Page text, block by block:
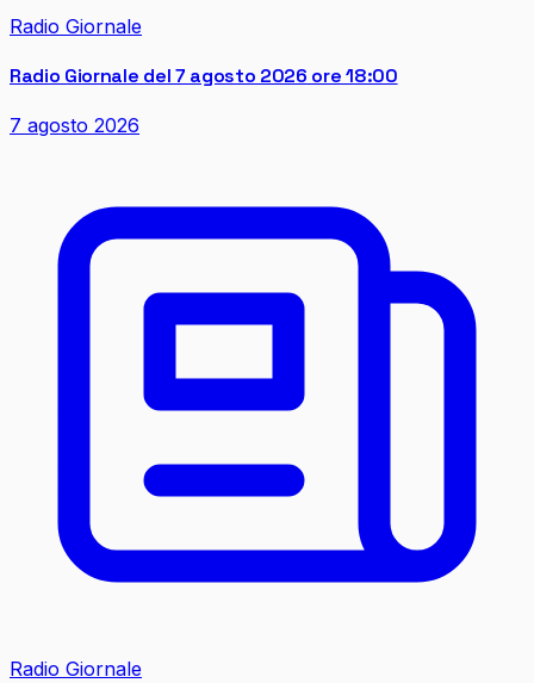
Radio Giornale
Radio Giornale del 7 agosto 2026 ore 18:00
7 agosto 2026
Radio Giornale